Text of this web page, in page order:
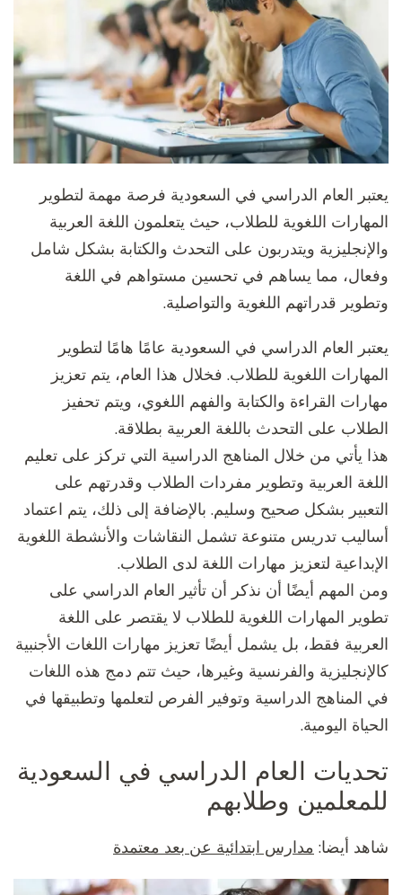
يعتبر العام الدراسي في السعودية فرصة مهمة لتطوير
المهارات اللغوية للطلاب، حيث يتعلمون اللغة العربية
والإنجليزية ويتدربون على التحدث والكتابة بشكل شامل
وفعال، مما يساهم في تحسين مستواهم في اللغة
وتطوير قدراتهم اللغوية والتواصلية.
يعتبر العام الدراسي في السعودية عامًا هامًا لتطوير
المهارات اللغوية للطلاب. فخلال هذا العام، يتم تعزيز
مهارات القراءة والكتابة والفهم اللغوي، ويتم تحفيز
الطلاب على التحدث باللغة العربية بطلاقة.
هذا يأتي من خلال المناهج الدراسية التي تركز على تعليم
اللغة العربية وتطوير مفردات الطلاب وقدرتهم على
التعبير بشكل صحيح وسليم. بالإضافة إلى ذلك، يتم اعتماد
أساليب تدريس متنوعة تشمل النقاشات والأنشطة اللغوية
الإبداعية لتعزيز مهارات اللغة لدى الطلاب.
ومن المهم أيضًا أن نذكر أن تأثير العام الدراسي على
تطوير المهارات اللغوية للطلاب لا يقتصر على اللغة
العربية فقط، بل يشمل أيضًا تعزيز مهارات اللغات الأجنبية
كالإنجليزية والفرنسية وغيرها، حيث تتم دمج هذه اللغات
في المناهج الدراسية وتوفير الفرص لتعلمها وتطبيقها في
الحياة اليومية.
تحديات العام الدراسي في السعودية
للمعلمين وطلابهم
شاهد أيضا: مدارس ابتدائية عن بعد معتمدة